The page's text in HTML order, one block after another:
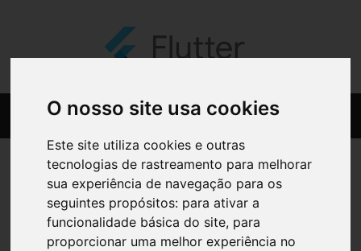
O nosso site usa cookies
Este site utiliza cookies e outras
tecnologias de rastreamento para melhorar
sua experiência de navegação para os
seguintes propósitos: para ativar a
funcionalidade básica do site, para
proporcionar uma melhor experiência no